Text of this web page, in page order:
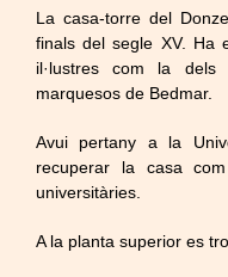
La casa-torre del
finals del segle XV. Ha
il·lustres com la
marquesos de Bedmar.
Avui pertany a la
recuperar la casa
universitàries.
A la planta superior es